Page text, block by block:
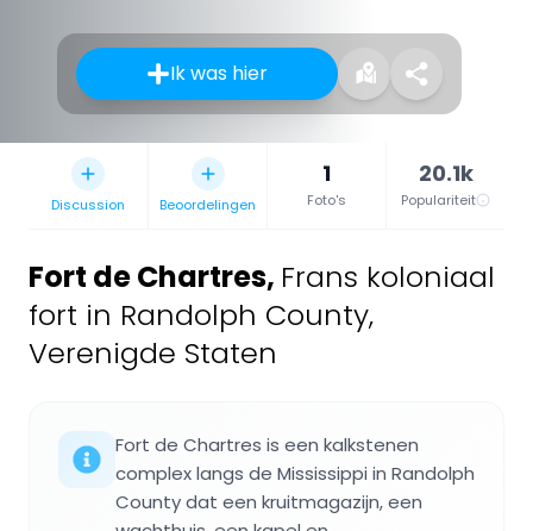
Ik was hier
Discussion Beoordelingen
1
Foto's
20.1k
Populariteit
Fort de Chartres, Frans koloniaal
fort in Randolph County,
Verenigde Staten
Fort de Chartres is een kalkstenen
complex langs de Mississippi in Randolph
County dat een kruitmagazijn, een